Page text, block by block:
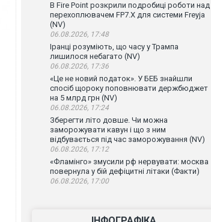
В Fire Point розкрили подробиці роботи над
перехоплювачем FP7.X для системи Freyja
(NV)
06.08.2026, 17:48
Іранці розуміють, що часу у Трампа
лишилося небагато (NV)
06.08.2026, 17:36
«Це не новий податок». У БЕБ знайшли
спосіб щороку поповнювати держбюджет
на 5 млрд грн (NV)
06.08.2026, 17:24
Зберегти літо довше. Чи можна
заморожувати кавун і що з ним
відбувається під час заморожування (NV)
06.08.2026, 17:12
«Фламінго» змусили рф нервувати: москва
повернула у бій дефіцитні літаки (Факти)
06.08.2026, 17:00